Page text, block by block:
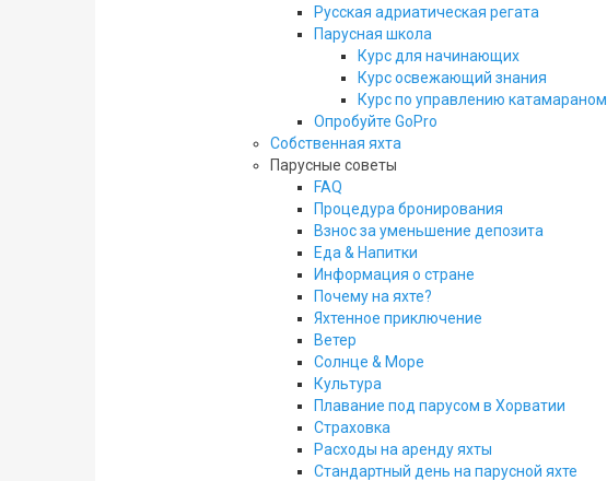
Русская адриатическая регата
Парусная школа
Курс для начинающих
Курс освежающий знания
Курс по управлению катамараном
Опробуйте GoPro
Собственная яхта
Парусные советы
FAQ
Процедура бронирования
Взнос за уменьшение депозита
Еда & Напитки
Информация о стране
Почему на яхте?
Яхтенное приключение
Ветер
Солнце & Море
Культура
Плавание под парусом в Хорватии
Страховка
Расходы на аренду яхты
Стандартный день на парусной яхте